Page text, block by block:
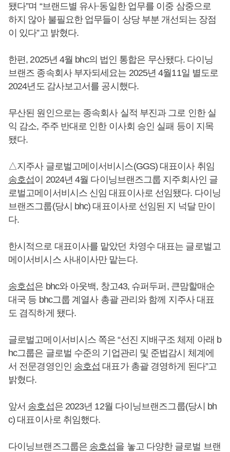
됐다”며 “브랜드별 유사·동일한 업무를 이중 삼중으로
하지 않아 불필요한 업무들이 상당 부분 개선되는 장점
이 있다”고 밝혔다.
한편, 2025년 4월 bhc의 법인 통합은 무산됐다. 다이닝
브랜즈 종속회사 부자되세요는 2025년 4월11일 별도로
2024년도 감사보고서를 공시했다.
무산된 원인으로는 종속회사 실적 부진과 그로 인한 실
익 감소, 주주 반대로 인한 이사회 승인 실패 등이 지목
됐다.
△지주사 글로벌고메이서비시스(GGS) 대표이사 취임
송호섭이 2024년 4월 다이닝브랜즈그룹 지주회사인 글
로벌고메이서비시스 신임 대표이사로 선임됐다. 다이닝
브랜즈그룹(당시 bhc) 대표이사로 선임된 지 넉달 만이
다.
한시적으로 대표이사를 맡았던 차영수 대표는 글로벌고
메이서비시스 사내이사만 맡는다.
송호섭은 bhc와 아웃백, 창고43, 슈퍼두퍼, 큰맘할매순
대국 등 bhc그룹 계열사 총괄 관리와 함께 지주사 대표
도 겸직하게 됐다.
글로벌고메이서비시스 쪽은 “선진 지배구조 체제 아래 b
hc그룹은 글로벌 수준의 기업관리 및 준법감시 체계에
서 전문경영인인 송호섭 대표가 총괄 경영하게 된다”고
밝혔다.
앞서 송호섭은 2023년 12월 다이닝브랜즈그룹(당시 bh
c) 대표이사로 취임했다.
다이닝브랜즈그룹은 송호섭을 놓고 다양한 글로벌 브랜